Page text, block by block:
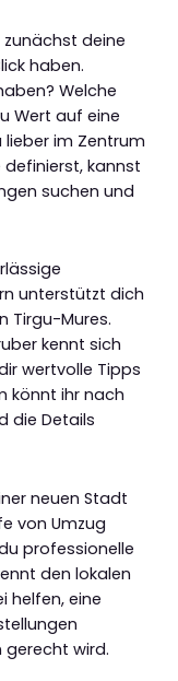
deine
haben.
Welche
Wert auf eine
im Zentrum
kannst
suchen und
unterstützt dich
Tirgu-Mures.
kennt sich
wertvolle Tipps
könnt ihr nach
die Details
neuen Stadt
von Umzug
professionelle
den lokalen
helfen, eine
gerecht wird.